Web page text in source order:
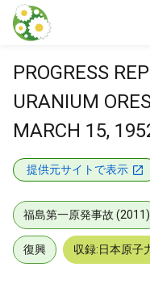
本文に飛ぶ
PROGRESS
URANIUM
MARCH 15,
提供元サイトで表示
福島第一原発事故 (2011)
復興 収録:日本原子